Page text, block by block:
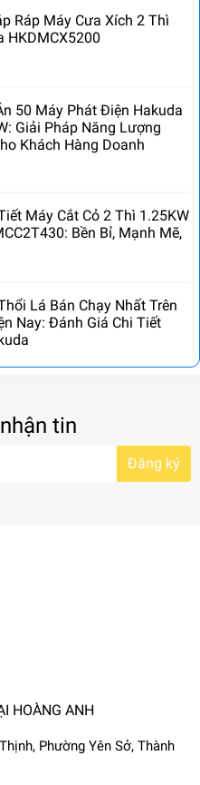
Ráp Máy Cưa Xích 2 Thì
HKDMCX5200
50 Máy Phát Điện Hakuda
Giải Pháp Năng Lượng
Khách Hàng Doanh
Máy Cắt Cỏ 2 Thì 1.25KW
Bền Bỉ, Mạnh Mẽ,
Lá Bán Chạy Nhất Trên
Nay: Đánh Giá Chi Tiết
tin
Đăng ký
HOÀNG ANH
Phường Yên Sở, Thành